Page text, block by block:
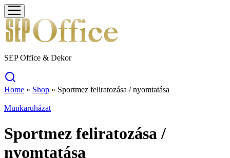
SEP Office & Dekor
Home » Shop » Sportmez feliratozása / nyomtatása
Munkaruházat
Sportmez feliratozása /
nyomtatása